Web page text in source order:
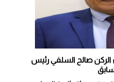
الركن صالح السلفي رئيس